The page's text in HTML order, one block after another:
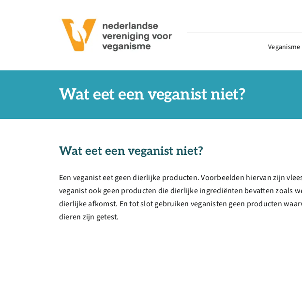
Veganisme
Wat eet een veganist niet?
Wat eet een veganist niet?
Een veganist eet geen dierlijke producten. Voorbeelden hiervan zijn
veganist ook geen producten die dierlijke ingrediënten bevatten zoals
dierlijke afkomst. En tot slot gebruiken veganisten geen producten
dieren zijn getest.